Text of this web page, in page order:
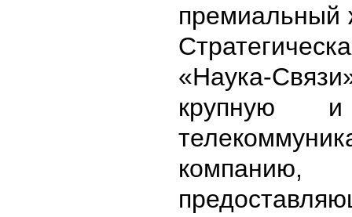
премиальный
«Наука-
крупную
компанию,